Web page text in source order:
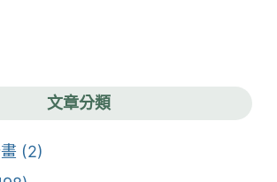
文章分類
(2)